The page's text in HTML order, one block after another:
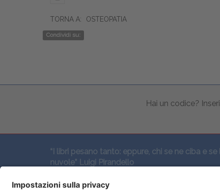
TORNA A: OSTEOPATIA
Condividi su:
Hai un codice?
“I libri pesano tanto: eppure, chi se ne ciba e
nuvole” Luigi Pirandello
SEGUICI QUI: